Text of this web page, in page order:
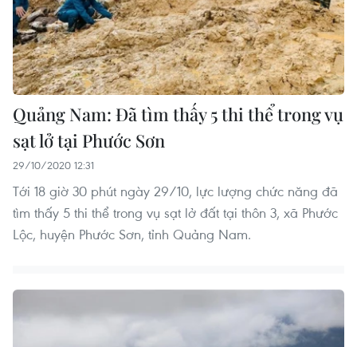
Quảng Nam: Đã tìm thấy 5 thi thể trong vụ
sạt lở tại Phước Sơn
29/10/2020 12:31
Tới 18 giờ 30 phút ngày 29/10, lực lượng chức năng đã
tìm thấy 5 thi thể trong vụ sạt lở đất tại thôn 3, xã Phước
Lộc, huyện Phước Sơn, tỉnh Quảng Nam.